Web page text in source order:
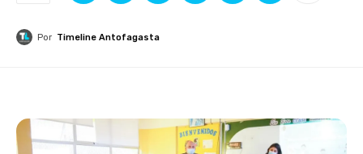
Por Timeline Antofagasta